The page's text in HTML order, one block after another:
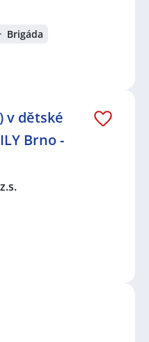
Brigáda
v dětské
Brno -